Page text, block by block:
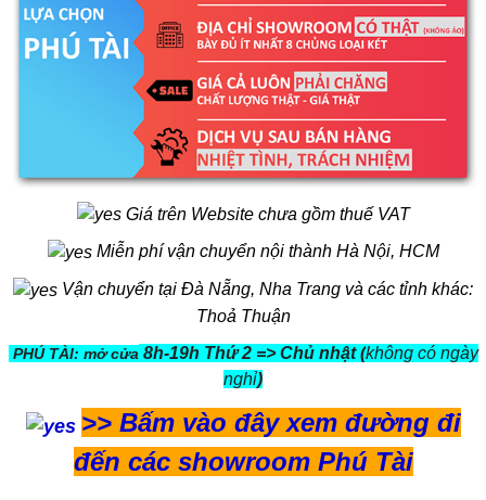
Giá trên Website chưa gồm thuế VAT
Miễn phí vận chuyển nội thành Hà Nội, HCM
Vận chuyển tại Đà Nẵng, Nha Trang và các tỉnh khác:
Thoả Thuận
PHÚ TÀI: mở cửa 8h-19h Thứ 2 => Chủ nhật (không có ngày
nghỉ)
>> Bấm vào đây xem đường đi
đến các showroom Phú Tài